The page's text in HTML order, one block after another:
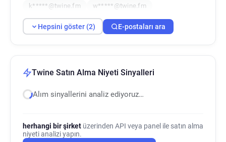
k*****@twine.fm w*****@twine.fm
Hepsini göster (2) E-postaları ara
Twine Satın Alma Niyeti Sinyalleri
Alım sinyallerini analiz ediyoruz…
herhangi bir şirket üzerinden API veya panel ile satın alma
niyeti analizi yapın.